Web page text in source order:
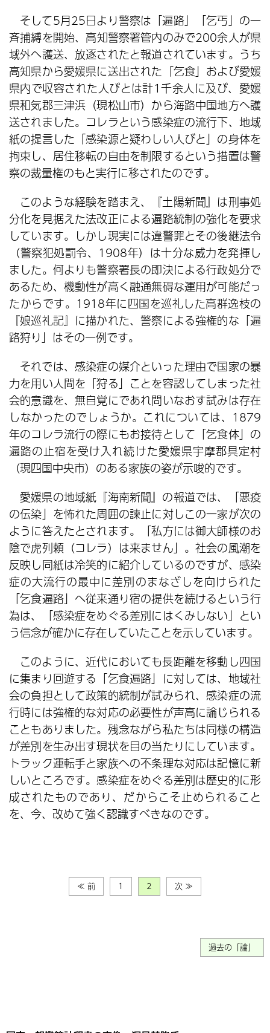
そして5月25日より警察は「遍路」「乞丐」の一
斉捕縛を開始、高知警察署管内のみで200余人が県
域外へ護送、放逐されたと報道されています。うち
高知県から愛媛県に送出された「乞食」および愛媛
県内で収容された人びとは計1千余人に及び、愛媛
県和気郡三津浜（現松山市）から海路中国地方へ護
送されました。コレラという感染症の流行下、地域
紙の提言した「感染源と疑わしい人びと」の身体を
拘束し、居住移転の自由を制限するという措置は警
察の裁量権のもと実行に移されたのです。
このような経験を踏まえ、『土陽新聞』は刑事処
分化を見据えた法改正による遍路統制の強化を要求
しています。しかし現実には違警罪とその後継法令
（警察犯処罰令、1908年）は十分な威力を発揮し
ました。何よりも警察署長の即決による行政処分で
あるため、機動性が高く融通無碍な運用が可能だっ
たからです。1918年に四国を巡礼した高群逸枝の
『娘巡礼記』に描かれた、警察による強権的な「遍
路狩り」はその一例です。
それでは、感染症の媒介といった理由で国家の暴
力を用い人間を「狩る」ことを容認してしまった社
会的意識を、無自覚にであれ問いなおす試みは存在
しなかったのでしょうか。これについては、1879
年のコレラ流行の際にもお接待として「乞食体」の
遍路の止宿を受け入れ続けた愛媛県宇摩郡具定村
（現四国中央市）のある家族の姿が示唆的です。
愛媛県の地域紙『海南新聞』の報道では、「悪疫
の伝染」を怖れた周囲の諫止に対しこの一家が次の
ように答えたとされます。「私方には御大師様のお
陰で虎列頼（コレラ）は来ません」。社会の風潮を
反映し同紙は冷笑的に紹介しているのですが、感染
症の大流行の最中に差別のまなざしを向けられた
「乞食遍路」へ従来通り宿の提供を続けるという行
為は、「感染症をめぐる差別にはくみしない」とい
う信念が確かに存在していたことを示しています。
このように、近代においても長距離を移動し四国
に集まり回遊する「乞食遍路」に対しては、地域社
会の負担として政策的統制が試みられ、感染症の流
行時には強権的な対応の必要性が声高に論じられる
こともありました。残念ながら私たちは同様の構造
が差別を生み出す現状を目の当たりにしています。
トラック運転手と家族への不条理な対応は記憶に新
しいところです。感染症をめぐる差別は歴史的に形
成されたものであり、だからこそ止められること
を、今、改めて強く認識すべきなのです。
≪ 前 1 2 次 ≫
過去の「論」